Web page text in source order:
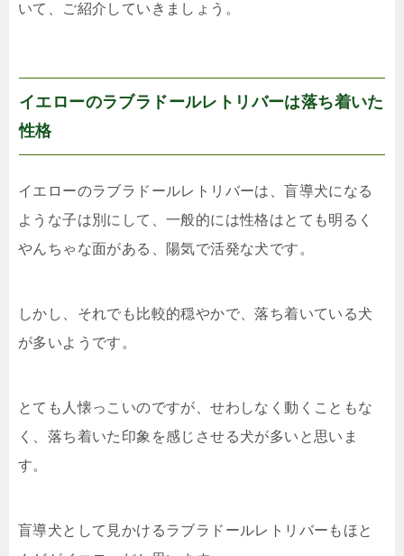
いて、ご紹介していきましょう。
イエローのラブラドールレトリバーは落ち着いた
性格
イエローのラブラドールレトリバーは、盲導犬になる
ような子は別にして、一般的には性格はとても明るく
やんちゃな面がある、陽気で活発な犬です。
しかし、それでも比較的穏やかで、落ち着いている犬
が多いようです。
とても人懐っこいのですが、せわしなく動くこともな
く、落ち着いた印象を感じさせる犬が多いと思いま
す。
盲導犬として見かけるラブラドールレトリバーもほと